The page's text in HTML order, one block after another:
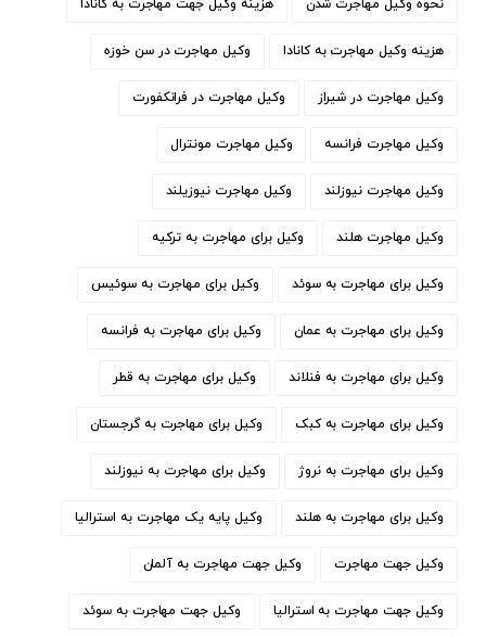
نحوه وکیل مهاجرت شدن هزینه وکیل جهت مهاجرت به کانادا
هزینه وکیل مهاجرت به کانادا وكيل مهاجرت در سن خوزه
وكيل مهاجرت در شيراز وكيل مهاجرت در فرانكفورت
وكيل مهاجرت فرانسه وكيل مهاجرت مونترال
وكيل مهاجرت نيوزلند وكيل مهاجرت نيوزيلند
وكيل مهاجرت هلند وکیل برای مهاجرت به ترکیه
وکیل برای مهاجرت به سوئد وکیل برای مهاجرت به سوئیس
وکیل برای مهاجرت به عمان وکیل برای مهاجرت به فرانسه
وکیل برای مهاجرت به فنلاند وکیل برای مهاجرت به قطر
وکیل برای مهاجرت به کبک وکیل برای مهاجرت به گرجستان
وکیل برای مهاجرت به نروژ وکیل برای مهاجرت به نیوزلند
وکیل برای مهاجرت به هلند وکیل پایه یک مهاجرت به استرالیا
وکیل جهت مهاجرت وکیل جهت مهاجرت به آلمان
وکیل جهت مهاجرت به استرالیا وکیل جهت مهاجرت به سوئد